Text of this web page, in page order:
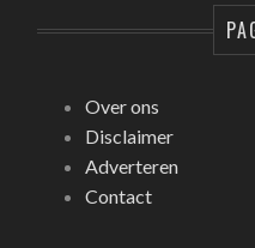
Over ons
Disclaimer
Adverteren
Contact